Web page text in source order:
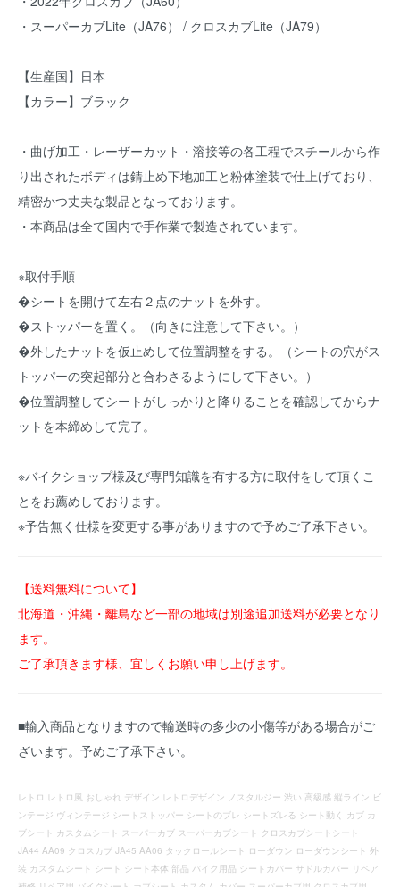
・スーパーカブLite（JA76） / クロスカブLite（JA79）
【生産国】日本
【カラー】ブラック
・曲げ加工・レーザーカット・溶接等の各工程でスチールから作
り出されたボディは錆止め下地加工と粉体塗装で仕上げており、
精密かつ丈夫な製品となっております。
・本商品は全て国内で手作業で製造されています。
※取付手順
�シートを開けて左右２点のナットを外す。
�ストッパーを置く。（向きに注意して下さい。）
�外したナットを仮止めして位置調整をする。（シートの穴がス
トッパーの突起部分と合わさるようにして下さい。）
�位置調整してシートがしっかりと降りることを確認してからナ
ットを本締めして完了。
※バイクショップ様及び専門知識を有する方に取付をして頂くこ
とをお薦めしております。
※予告無く仕様を変更する事がありますので予めご了承下さい。
【送料無料について】
北海道・沖縄・離島など一部の地域は別途追加送料が必要となり
ます。
ご了承頂きます様、宜しくお願い申し上げます。
■輸入商品となりますので輸送時の多少の小傷等がある場合がご
ざいます。予めご了承下さい。
レトロ レトロ風 おしゃれ デザイン レトロデザイン ノスタルジー 渋い 高級感 縦ライン ビ
ンテージ ヴィンテージ シートストッパー シートのブレ シートズレる シート動く カブ カ
ブシート カスタムシート スーパーカブ スーパーカブシート クロスカブシートシート
JA44 AA09 クロスカブ JA45 AA06 タックロールシート ローダウン ローダウンシート 外
装 カスタムシート シート シート本体 部品 バイク用品 シートカバー サドルカバー リペア